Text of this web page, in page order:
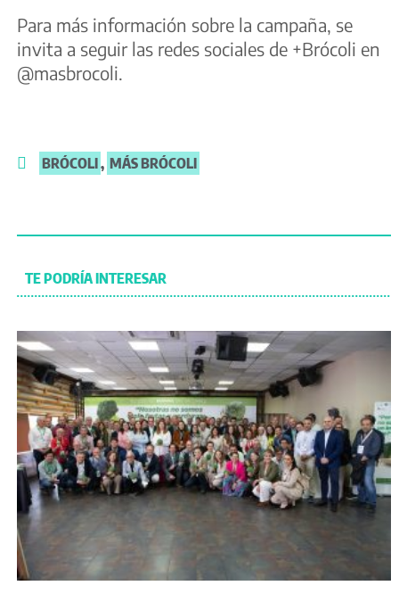
Para más información sobre la campaña, se
invita a seguir las redes sociales de +Brócoli en
@masbrocoli.
BRÓCOLI, MÁS BRÓCOLI
TE PODRÍA INTERESAR